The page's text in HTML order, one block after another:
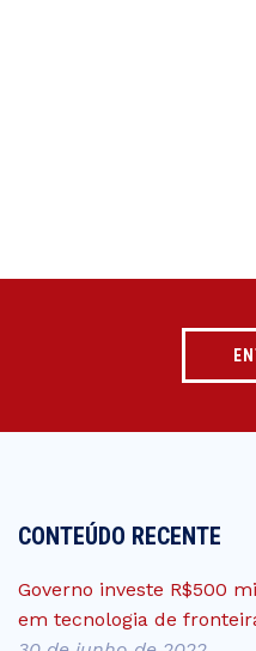
CONTEÚDO RECENTE
Governo investe R$500
em tecnologia de